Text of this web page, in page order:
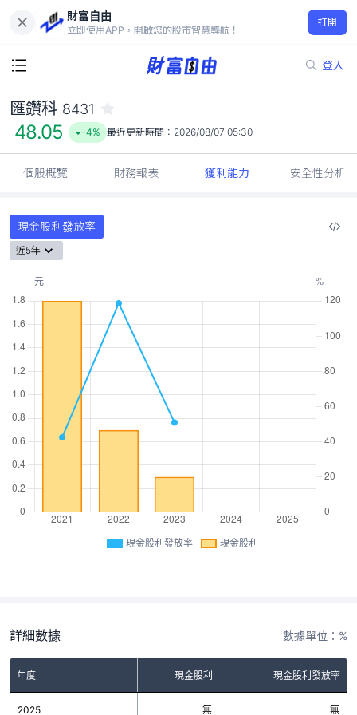
財富自由
立即使用APP，開啟您的股市智慧導航！
打開
登入
48.05
-4%
匯鑽科 8431
48.05 -4% 最近更新時間： 2026/08/07 05:30
個股概覽 財務報表 獲利能力 安全性分析
現金股利發放率
近5年
現金股利發放率 現金股利
詳細數據 數據單位：%
年度 現金股利 現金股利發放率
2025 無 無